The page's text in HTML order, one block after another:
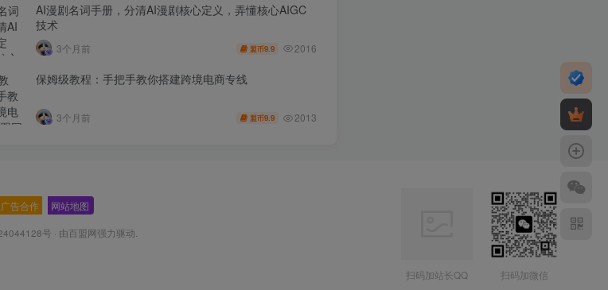
AI漫剧名词手册，分清AI漫剧核心定义，弄懂核心AIGC
技术
3个月前 盟币9.9 2016
保姆级教程：手把手教你搭建跨境电商专线
3个月前 盟币9.9 2013
广告合作 网站地图
号 · 由百盟网强力驱动.
扫码加站长QQ 扫码加微信